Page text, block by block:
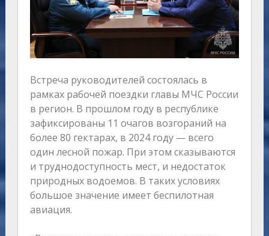
Встреча руководителей состоялась в
рамках рабочей поездки главы МЧС России
в регион. В прошлом году в республике
зафиксированы 11 очагов возгораний на
более 80 гектарах, в 2024 году — всего
один лесной пожар. При этом сказываются
и труднодоступность мест, и недостаток
природных водоемов. В таких условиях
большое значение имеет беспилотная
авиация.